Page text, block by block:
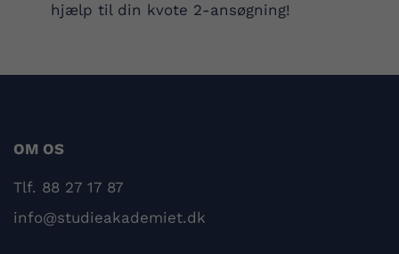
hjælp til din kvote 2-ansøgning!
OM OS
Tlf. 88 27 17 87
info@studieakademiet.dk